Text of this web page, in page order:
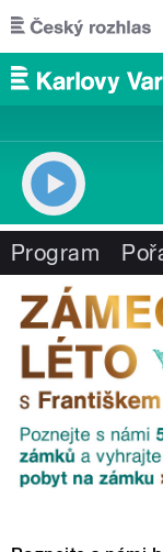
Přejít k hlavnímu
Program